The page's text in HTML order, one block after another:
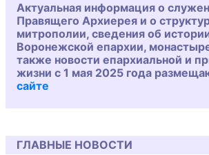
Актуальная информация о
Правящего Архиерея и о
митрополии, сведения об
Воронежской епархии,
также новости епархиальной и
жизни с 1 мая 2025 года
сайте
ГЛАВНЫЕ НОВОСТИ